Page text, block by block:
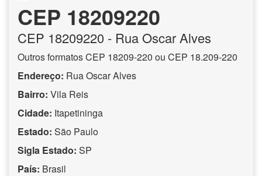
CEP 18209220
CEP 18209220 - Rua Oscar Alves
Outros formatos CEP 18209-220 ou CEP 18.209-220
Endereço: Rua Oscar Alves
Bairro: Vila Reis
Cidade: Itapetininga
Estado: São Paulo
Sigla Estado: SP
País: Brasil